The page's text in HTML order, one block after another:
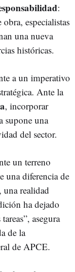
:
especialistas
una nueva
históricas.
a un imperativo
Ante la
, incorporar
supone una
del sector.
un terreno
una diferencia de
una realidad
ha dejado
asegura
de la
de APCE.